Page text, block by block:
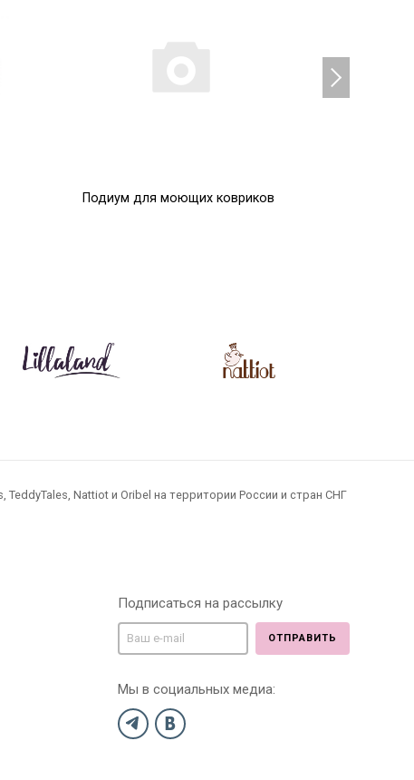
Подиум для моющих ковриков
Nattiot и Oribel на территории России и стран СНГ
Подписаться на рассылку
ОТПРАВИТЬ
Мы в социальных медиа: